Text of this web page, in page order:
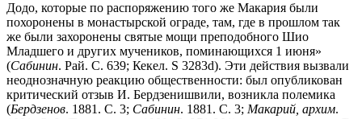
Додо, которые по распоряжению того же Макария были
похоронены в монастырской ограде, там, где в прошлом так
же были захоронены святые мощи преподобного Шио
Младшего и других мучеников, поминающихся 1 июня»
(Сабинин. Рай. С. 639; Кекел. S 3283d). Эти действия вызвали
неоднозначную реакцию общественности: был опубликован
критический отзыв И. Бердзенишвили, возникла полемика
(Бердзенов. 1881. С. 3; Сабинин. 1881. С. 3; Макарий, архим.